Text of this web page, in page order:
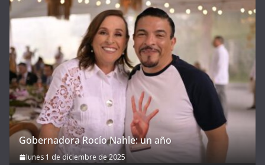
Gobernadora Rocío Nahle: un año
lunes 1 de diciembre de 2025